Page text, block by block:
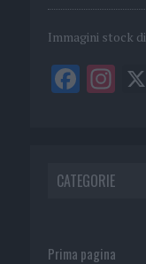
Immagini stock di
CATEGORIE
Prima pagina